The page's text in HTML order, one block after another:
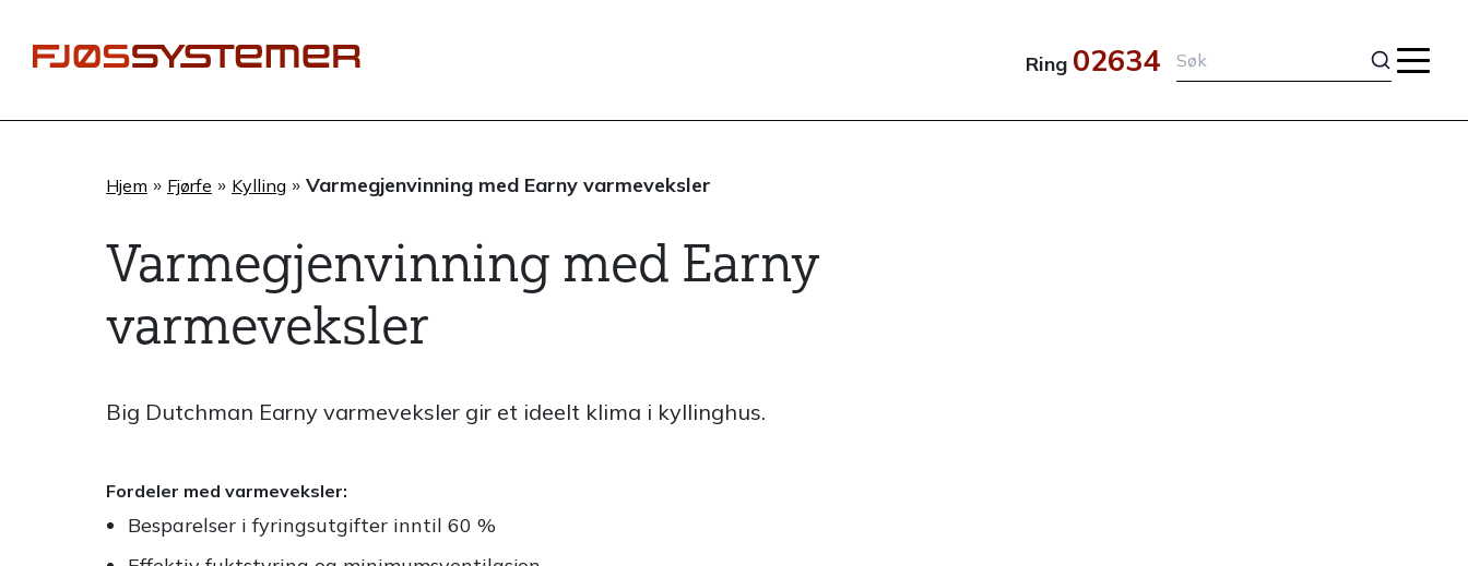
rett
Ring 02634
Hjem » Fjørfe » Kylling » Varmegjenvinning med Earny varmeveksler
Varmegjenvinning med Earny
varmeveksler
Big Dutchman Earny varmeveksler gir et ideelt klima i kyllinghus.
Fordeler med varmeveksler:
Besparelser i fyringsutgifter inntil 60 %